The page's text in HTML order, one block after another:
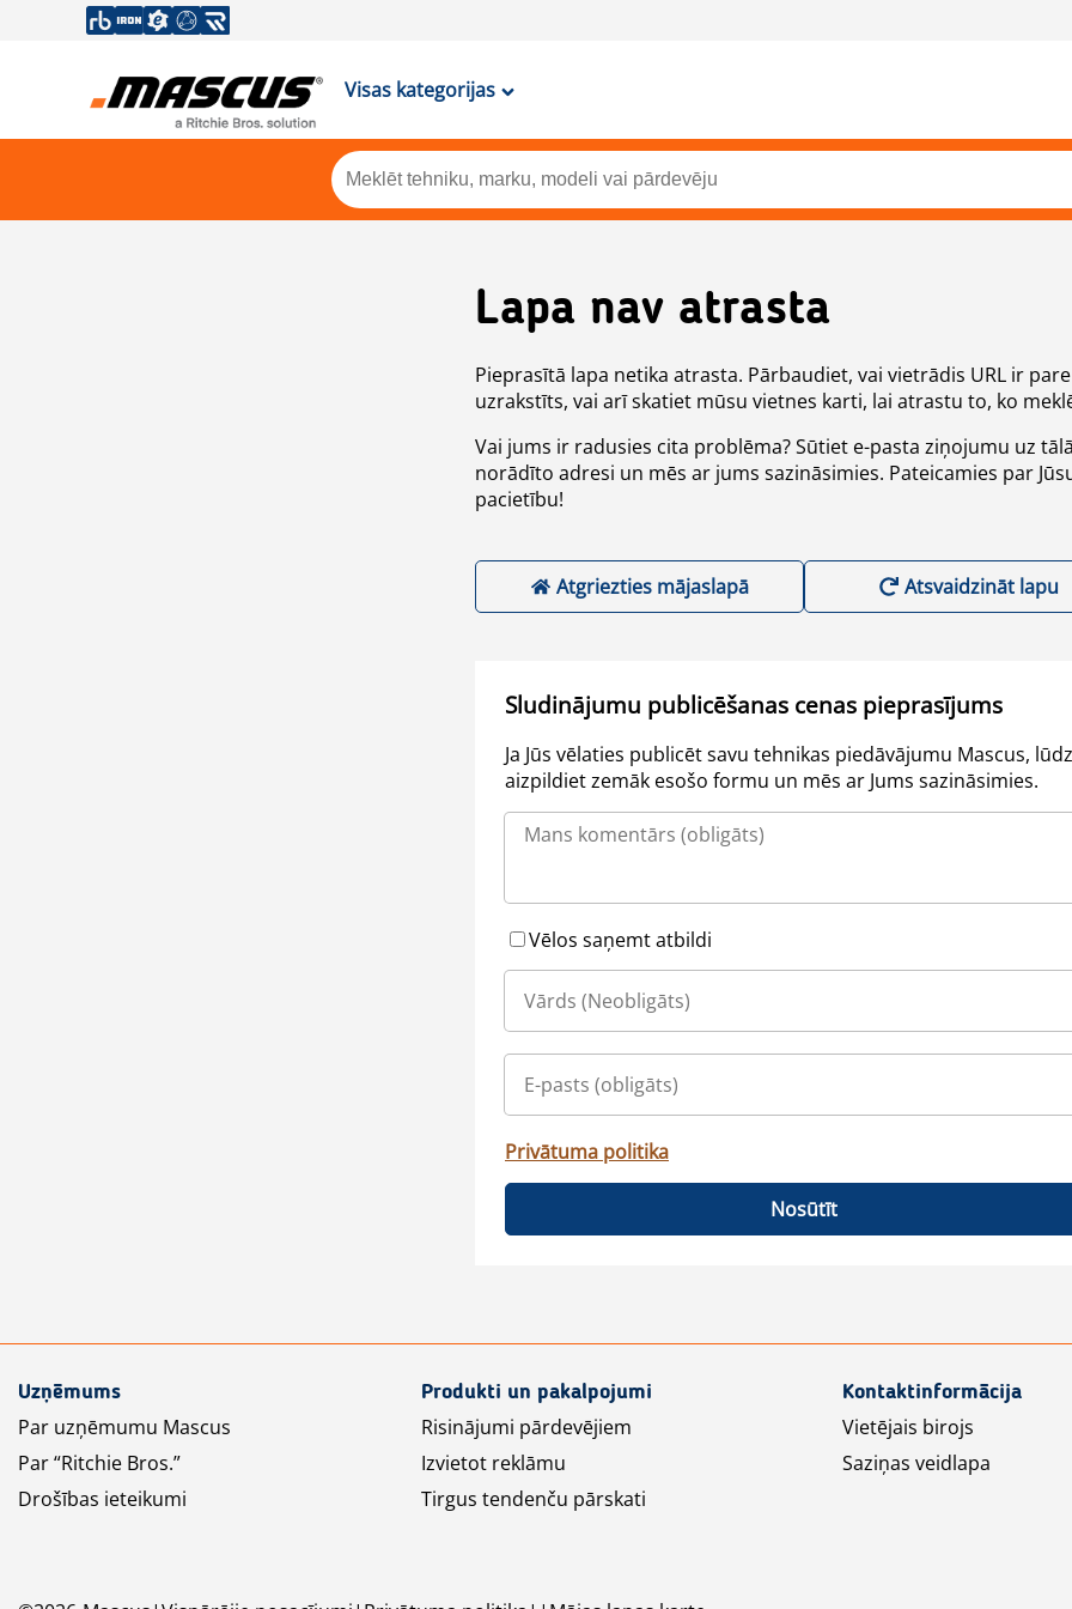
Visas kategorijas
Lapa nav atrasta
Pieprasītā lapa netika atrasta. Pārbaudiet, vai vietrādis URL ir
uzrakstīts, vai arī skatiet mūsu vietnes karti, lai atrastu to, ko
Vai jums ir radusies cita problēma? Sūtiet e-pasta ziņojumu uz
norādīto adresi un mēs ar jums sazināsimies. Pateicamies par
pacietību!
Atgriezties mājaslapā Atsvaidzināt lapu
Sludinājumu publicēšanas cenas pieprasījums
Ja Jūs vēlaties publicēt savu tehnikas piedāvājumu Mascus,
aizpildiet zemāk esošo formu un mēs ar Jums sazināsimies.
Vēlos saņemt atbildi
Privātuma politika
Nosūtīt
Uzņēmums
Par uzņēmumu Mascus
Par “Ritchie Bros.”
Drošības ieteikumi
Produkti un pakalpojumi
Risinājumi pārdevējiem
Izvietot reklāmu
Tirgus tendenču pārskati
Kontaktinformācija
Vietējais birojs
Saziņas veidlapa